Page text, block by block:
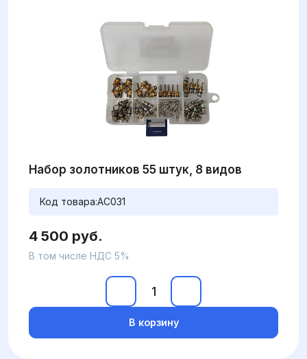
Набор золотников 55 штук, 8 видов
Код товара:AC031
4 500 руб.
В том числе НДС 5%
В корзину